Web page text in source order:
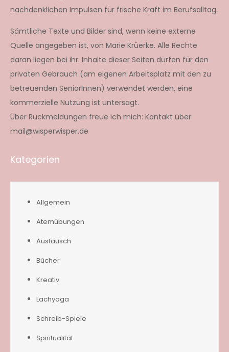
nachdenklichen Impulsen für frische Kraft im Berufsalltag.
Sämtliche Texte und Bilder sind, wenn keine externe
Quelle angegeben ist, von Marie Krüerke. Alle Rechte
daran liegen bei ihr. Inhalte dieser Seiten dürfen für den
privaten Gebrauch (am eigenen Arbeitsplatz mit den zu
betreuenden SeniorInnen) verwendet werden, eine
kommerzielle Nutzung ist untersagt.
Über Rückmeldungen freue ich mich: Kontakt über
mail@wisperwisper.de
Kategorien
Allgemein
Atemübungen
Austausch
Bücher
Kreativ
Lachyoga
Schreib-Spiele
Spiritualität